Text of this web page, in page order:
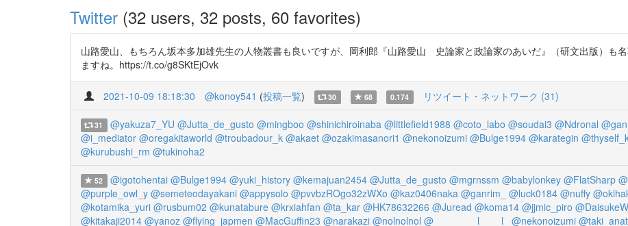
Twitter (32 users, 32 posts, 60 favorites)
山路愛山、もちろん坂本多加雄先生の人物叢書も良いですが、岡利郎『山路愛山 史論家と政論家のあいだ』（研文出版）も
ますね。https://t.co/g8SKtEjOvk
2021-10-09 18:18:30 @konoy541 (投稿一覧) 30 68 0.174 リツイート・ネットワーク (31)
31 @yakuza7_YU @Jutta_de_gusto @mingboo @shinichiroinaba @littlefield1988 @coto_labo @soudai3 @Ndronal
@i_mediator @oregakitaworld @troubadour_k @akaet @ozakimasanori1 @nekonoizumi @Bulge1994 @karategin
@kurubushi_rm @tukinoha2
52 @igotohentai @Bulge1994 @yuki_history @kemajuan2454 @Jutta_de_gusto @mgrnssm @babylonkey @FlatSharp
@purple_owl_y @semeteodayakani @appysolo @pvvbzROgo32zWXo @kaz0406naka @ganrim_ @luck0184 @nuffy
@kotamika_yuri @rusbum02 @kunatabure @krxiahfan @ta_kar @HK78632266 @Juread @koma14 @jjmic_piro
@kitakaji2014 @yanoz @flying_japmen @MacGuffin23 @narakazi @nolnolnol @________l____l_ @nekonoizumi